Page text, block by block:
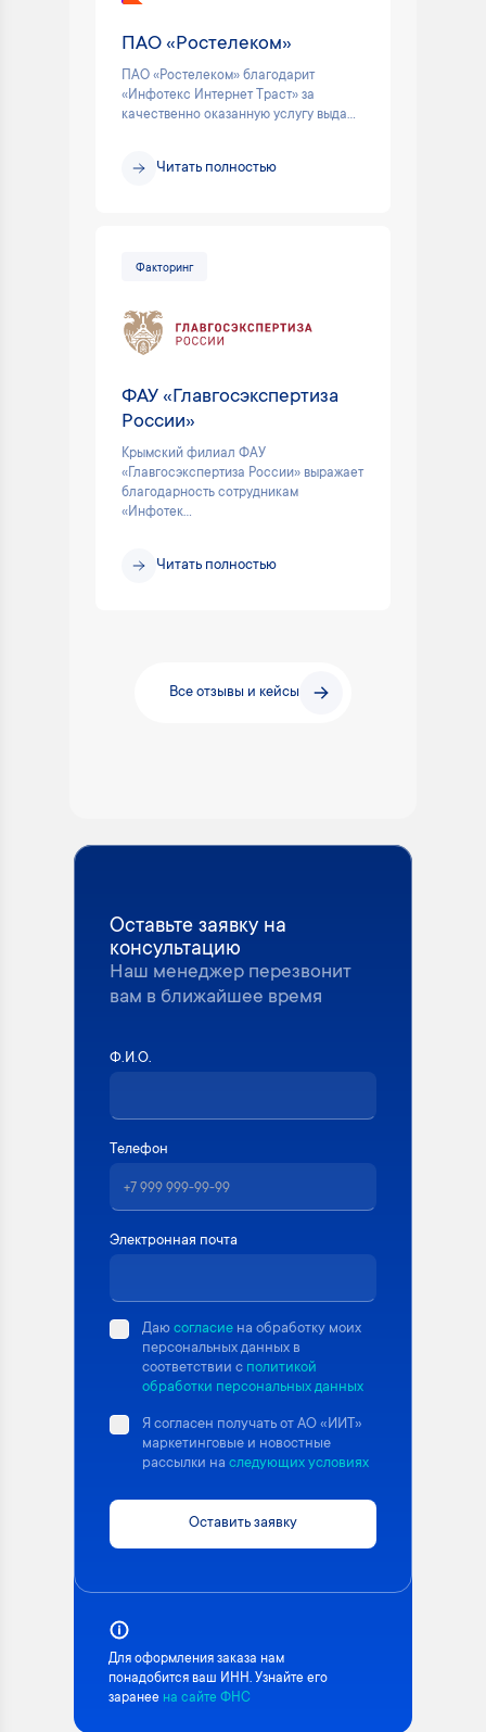
ПАО «Ростелеком»
ПАО «Ростелеком» благодарит
«Инфотекс Интернет Траст» за
качественно оказанную услугу выда...
Читать полностью
Факторинг
ФАУ «Главгосэкспертиза
России»
Крымский филиал ФАУ
«Главгосэкспертиза России» выражает
благодарность сотрудникам
«Инфотек...
Читать полностью
Все отзывы и кейсы
Оставьте заявку на
консультацию
Наш менеджер перезвонит
вам в ближайшее время
Ф.И.О.
Телефон
Электронная почта
Даюсогласие на обработку моих
персональных данных в
соответствии с политикой
обработки персональных данных
Я согласен получать от АО «ИИТ»
маркетинговые и новостные
рассылки на следующих условиях
Оставить заявку
Для оформления заказа нам
понадобится ваш ИНН. Узнайте его
заранее на сайте ФНС